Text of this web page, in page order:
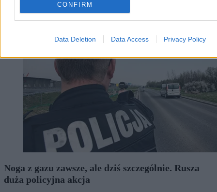
CONFIRM
Data Deletion Data Access Privacy Policy
Moto
Noga z gazu zawsze, ale dziś szczególnie. Rusza
duża policyjna akcja